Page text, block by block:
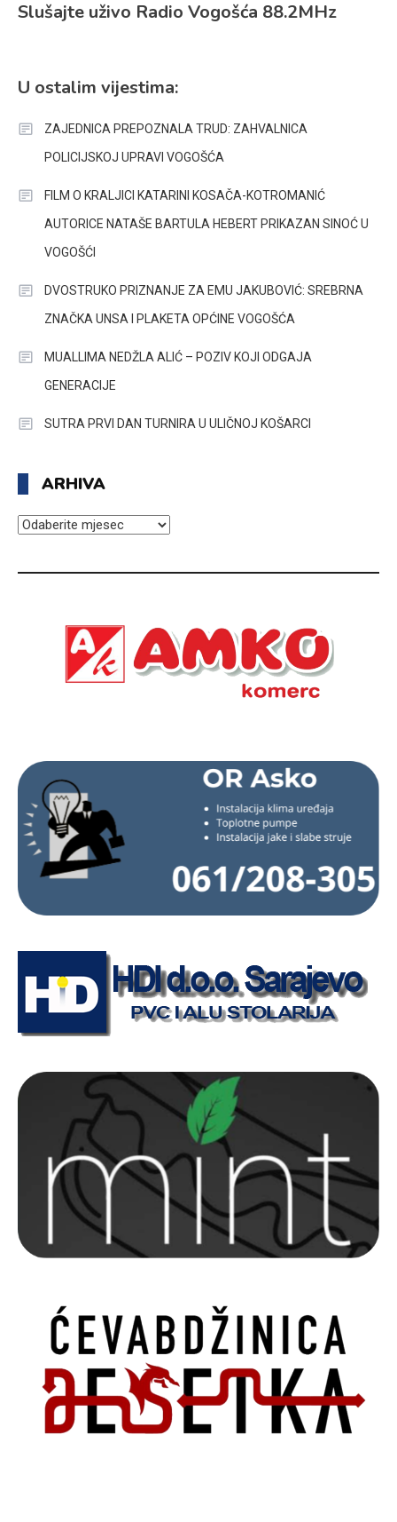
Slušajte uživo Radio Vogošća 88.2MHz
U ostalim vijestima:
ZAJEDNICA PREPOZNALA TRUD: ZAHVALNICA
POLICIJSKOJ UPRAVI VOGOŠĆA
FILM O KRALJICI KATARINI KOSAČA-KOTROMANIĆ
AUTORICE NATAŠE BARTULA HEBERT PRIKAZAN SINOĆ U
VOGOŠĆI
DVOSTRUKO PRIZNANJE ZA EMU JAKUBOVIĆ: SREBRNA
ZNAČKA UNSA I PLAKETA OPĆINE VOGOŠĆA
MUALLIMA NEDŽLA ALIĆ – POZIV KOJI ODGAJA
GENERACIJE
SUTRA PRVI DAN TURNIRA U ULIČNOJ KOŠARCI
ARHIVA
ARHIVA